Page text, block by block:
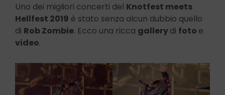
Uno dei migliori concerti del Knotfest meets
Hellfest 2019 è stato senza alcun dubbio quello
di Rob Zombie. Ecco una ricca gallerydi foto e
video.